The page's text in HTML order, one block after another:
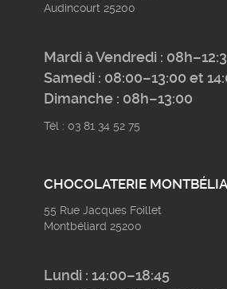
Audincourt 25200
Mardi à Vendredi :
Samedi : 08:00–13:00 et
Dimanche : 08h–13:00
Tél : 03 81 34 52 75
CHOCOLATERIE
55 Rue Jacques Foillet
Montbéliard 25200
Lundi : 14:00–18:45